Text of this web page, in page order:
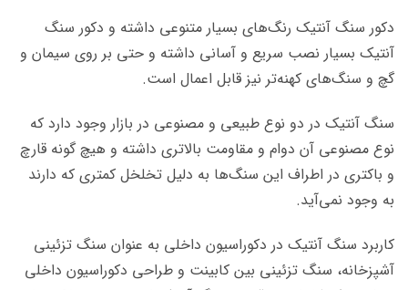
دکور سنگ آنتیک رنگ‌های بسیار متنوعی داشته و دکور سنگ
آنتیک بسیار نصب سریع و آسانی داشته و حتی بر روی سیمان و
گچ و سنگ‌های کهنه‌تر نیز قابل اعمال است.
سنگ آنتیک در دو نوع طبیعی و مصنوعی در بازار وجود دارد که
نوع مصنوعی آن دوام و مقاومت بالاتری داشته و هیچ گونه قارچ
و باکتری در اطراف این سنگ‌ها به دلیل تخلخل کمتری که دارند
به وجود نمی‌آید.
کاربرد سنگ‌ آنتیک در دکوراسیون داخلی به عنوان سنگ تزئینی
آشپزخانه، سنگ تزئینی بین کابینت و طراحی دکوراسیون داخلی